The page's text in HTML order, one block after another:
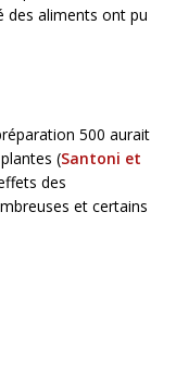
des aliments ont pu
500 aurait
(Santoni et
des
et certains